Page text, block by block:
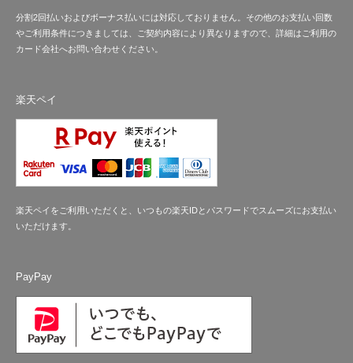
分割2回払いおよびボーナス払いには対応しておりません。その他のお支払い回数
やご利用条件につきましては、ご契約内容により異なりますので、詳細はご利用の
カード会社へお問い合わせください。
楽天ペイ
楽天ペイをご利用いただくと、いつもの楽天IDとパスワードでスムーズにお支払い
いただけます。
PayPay